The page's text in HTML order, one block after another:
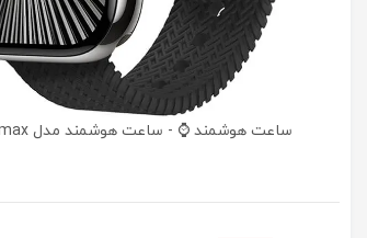
ساعت هوشمند ⌚ - ساعت هوشمند مدل HK 10pro max